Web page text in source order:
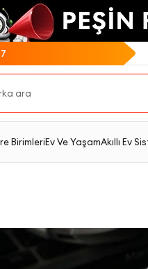
BirimleriEv Ve YaşamAkıllı Ev